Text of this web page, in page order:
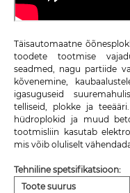
Täisautomaatne
toodete tootmise
seadmed, nagu partiide
kõvenemine,
igasuguseid
telliseid, plokke ja
hüdroplokid ja muud
tootmisliin kasutab
mis võib oluliselt
Tehniline spetsifikatsioon:
Toote suurus